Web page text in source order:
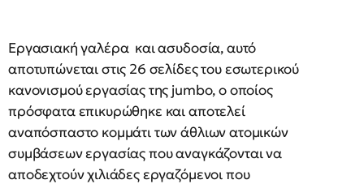
Εργασιακή γαλέρα και ασυδοσία, αυτό
αποτυπώνεται στις 26 σελίδες του εσωτερικού
κανονισμού εργασίας της jumbo, ο οποίος
πρόσφατα επικυρώθηκε και αποτελεί
αναπόσπαστο κομμάτι των άθλιων ατομικών
συμβάσεων εργασίας που αναγκάζονται να
αποδεχτούν χιλιάδες εργαζόμενοι που